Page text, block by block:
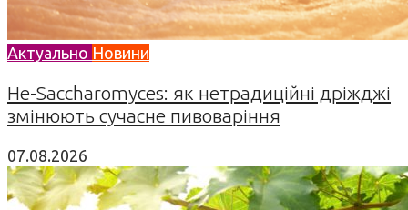
Актуально Новини
Не-Saccharomyces: як нетрадиційні дріжджі
змінюють сучасне пивоваріння
07.08.2026